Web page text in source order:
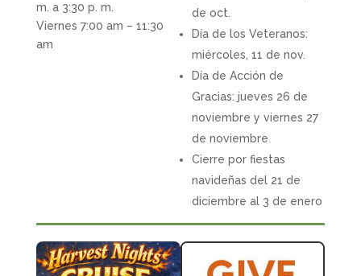
m. a 3:30 p. m.
Viernes 7:00 am – 11:30
am
de oct.
Día de los Veteranos:
miércoles, 11 de nov.
Día de Acción de
Gracias: jueves 26 de
noviembre y viernes 27
de noviembre
Cierre por fiestas
navideñas del 21 de
diciembre al 3 de enero